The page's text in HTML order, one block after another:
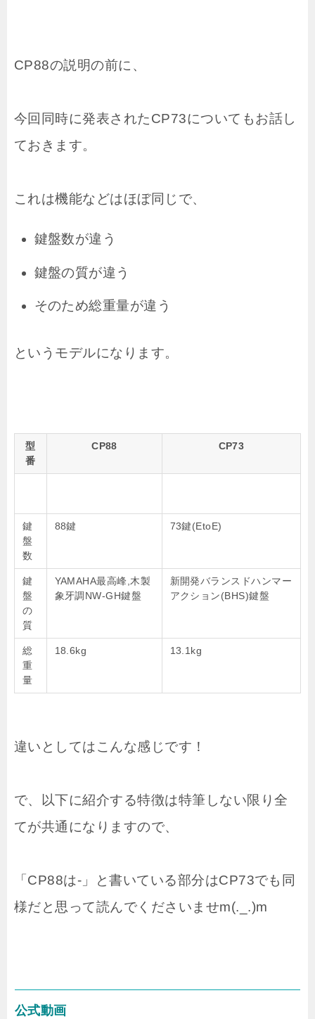
CP88の説明の前に、
今回同時に発表されたCP73についてもお話し
ておきます。
これは機能などはほぼ同じで、
鍵盤数が違う
鍵盤の質が違う
そのため総重量が違う
というモデルになります。
型
番
CP88 CP73
鍵
盤
数
88鍵 73鍵(EtoE)
鍵
盤
の
質
YAMAHA最高峰,木製
象牙調NW-GH鍵盤
新開発バランスドハンマー
アクション(BHS)鍵盤
総
重
量
18.6kg 13.1kg
違いとしてはこんな感じです！
で、以下に紹介する特徴は特筆しない限り全
てが共通になりますので、
「CP88は-」と書いている部分はCP73でも同
様だと思って読んでくださいませm(._.)m
公式動画